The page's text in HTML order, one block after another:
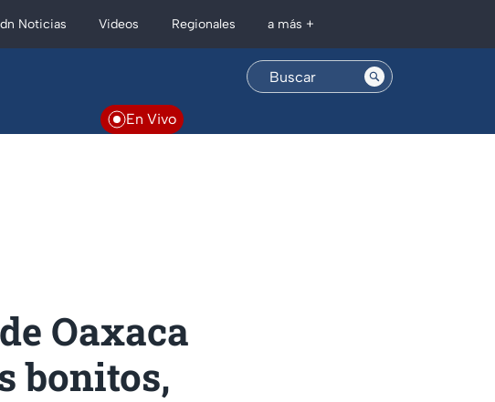
Noticias Videos Regionales a más +
En Vivo
Oaxaca
bonitos,